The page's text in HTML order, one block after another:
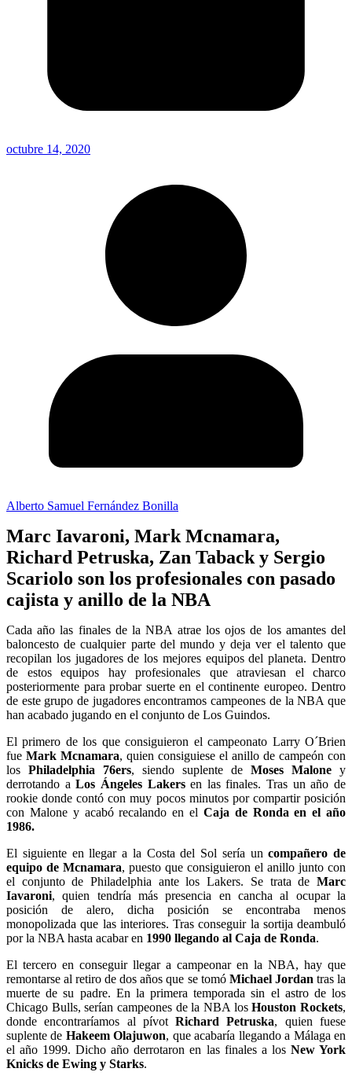
octubre 14, 2020
Alberto Samuel Fernández Bonilla
Marc Iavaroni, Mark Mcnamara,
Richard Petruska, Zan Taback y Sergio
Scariolo son los profesionales con pasado
cajista y anillo de la NBA
Cada año las finales de la NBA atrae los ojos de los amantes del
baloncesto de cualquier parte del mundo y deja ver el talento que
recopilan los jugadores de los mejores equipos del planeta. Dentro
de estos equipos hay profesionales que atraviesan el charco
posteriormente para probar suerte en el continente europeo. Dentro
de este grupo de jugadores encontramos campeones de la NBA que
han acabado jugando en el conjunto de Los Guindos.
El primero de los que consiguieron el campeonato Larry O´Brien
fue Mark Mcnamara, quien consiguiese el anillo de campeón con
los Philadelphia 76ers, siendo suplente de Moses Malone y
derrotando aLos Ángeles Lakersen las finales. Tras un año de
rookie donde contó con muy pocos minutos por compartir posición
con Malone y acabó recalando en el Caja de Ronda en el año
1986.
El siguiente en llegar a la Costa del Sol sería uncompañero de
equipo de Mcnamara, puesto que consiguieron el anillo junto con
el conjunto de Philadelphia ante los Lakers. Se trata de Marc
Iavaroni, quien tendría más presencia en cancha al ocupar la
posición de alero, dicha posición se encontraba menos
monopolizada que las interiores. Tras conseguir la sortija deambuló
por la NBA hasta acabar en 1990 llegando al Caja de Ronda.
El tercero en conseguir llegar a campeonar en la NBA, hay que
remontarse al retiro de dos años que se tomóMichael Jordan tras la
muerte de su padre. En la primera temporada sin el astro de los
Chicago Bulls, serían campeones de la NBA losHouston Rockets,
donde encontraríamos al pívotRichard Petruska, quien fuese
suplente de Hakeem Olajuwon, que acabaría llegando a Málaga en
el año 1999. Dicho año derrotaron en las finales a los New York
Knicks de Ewing y Starks.